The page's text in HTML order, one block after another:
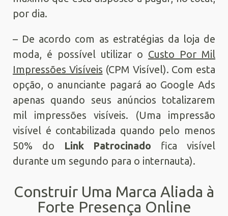
por dia.
– De acordo com as estratégias da loja de
moda, é possível utilizar o Custo Por Mil
Impressões Visíveis (CPM Visível). Com esta
opção, o anunciante pagará ao Google Ads
apenas quando seus anúncios totalizarem
mil impressões visíveis. (Uma impressão
visível é contabilizada quando pelo menos
50% do
Link Patrocinado fica visível
durante um segundo para o internauta).
Construir Uma Marca Aliada à
Forte Presença Online